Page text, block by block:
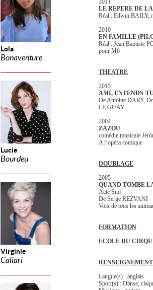
Lola
Bonaventure
Lucie
Bourdeu
Virginie
Caliari
2011
LE REPERE DE
Réal : Edwin BAILY,
2010
EN FAMILLE
Réal : Jean Baptiste
pour M6
THEATRE
2015
AMI, ENTENDS-
De Antoine DARY,
LE GUAY
2004
ZAZOU
comédie musicale
A l’opéra comique
DOUBLAGE
2005
QUAND TOMBE
Acte Sud
De Serge REZVANI
Voix de tous les
FORMATION
ECOLE DU
Langue(s) : anglais
Sport(s) : Danse,